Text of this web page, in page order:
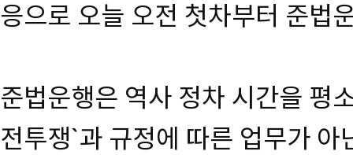
응으로 오늘 오전 첫차부터 준법
준법운행은 역사 정차 시간을 평
전투쟁`과 규정에 따른 업무가